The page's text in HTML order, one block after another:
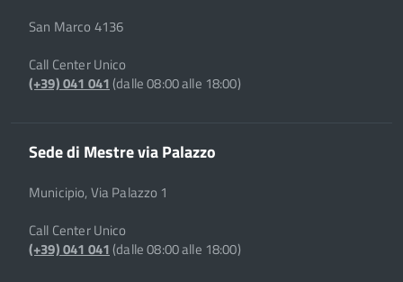
San Marco 4136
Call Center Unico
(+39) 041 041(dalle 08:00 alle 18:00)
Sede di Mestre via Palazzo
Municipio, Via Palazzo 1
Call Center Unico
(+39) 041 041(dalle 08:00 alle 18:00)